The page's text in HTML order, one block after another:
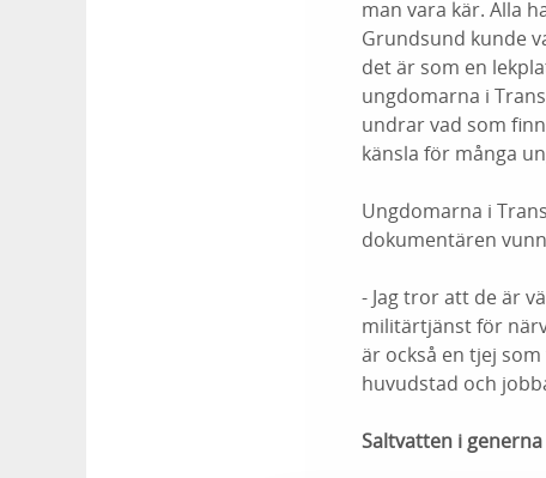
man vara kär. Alla
Grundsund kunde
det är som en
ungdomarna i
undrar vad som
känsla för många
Ungdomarna i
dokumentären
- Jag tror att de är
militärtjänst för
är också en tjej
huvudstad och
Saltvatten i generna